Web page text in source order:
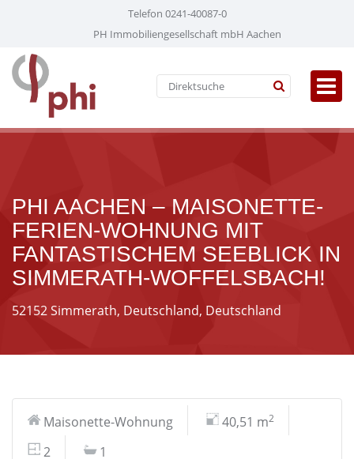
Telefon 0241-40087-0
PH Immobiliengesellschaft mbH Aachen
PHI AACHEN – MAISONETTE-
FERIEN-WOHNUNG MIT
FANTASTISCHEM SEEBLICK IN
SIMMERATH-WOFFELSBACH!
52152 Simmerath, Deutschland, Deutschland
Maisonette-Wohnung 40,51 m2
2 1